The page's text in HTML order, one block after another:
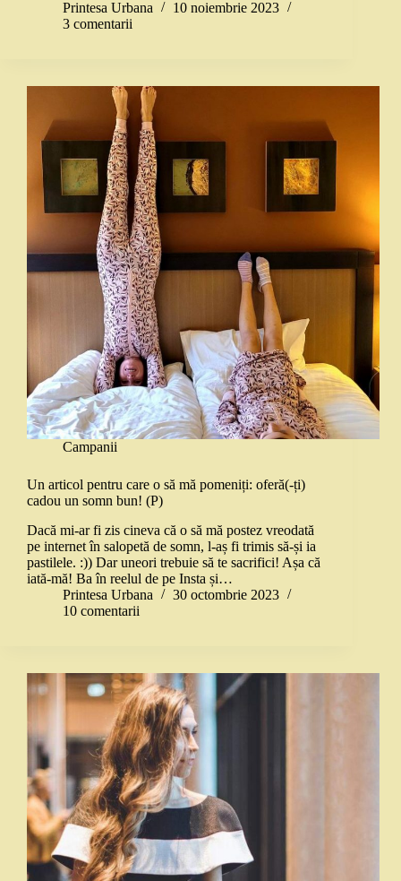
Printesa Urbana
10 noiembrie 2023
3 comentarii
Campanii
Un articol pentru care o să mă pomeniți: oferă(-ți)
cadou un somn bun! (P)
Dacă mi-ar fi zis cineva că o să mă postez vreodată
pe internet în salopetă de somn, l-aș fi trimis să-și ia
pastilele. :)) Dar uneori trebuie să te sacrifici! Așa că
iată-mă! Ba în reelul de pe Insta și…
Printesa Urbana
30 octombrie 2023
10 comentarii